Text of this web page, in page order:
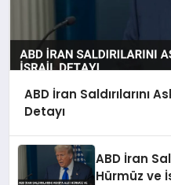
ABD İran Saldırılarını
Detayı
ABD İran
Hürmüz ve